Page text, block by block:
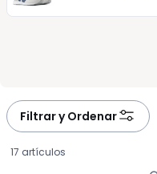
Filtrar y Ordenar
17 artículos